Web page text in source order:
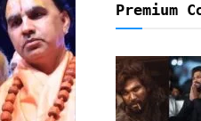
Premium